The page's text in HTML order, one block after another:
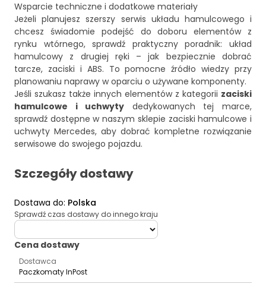
Wsparcie techniczne i dodatkowe materiały
Jeżeli planujesz szerszy serwis układu hamulcowego i
chcesz świadomie podejść do doboru elementów z
rynku wtórnego, sprawdź praktyczny poradnik: układ
hamulcowy z drugiej ręki – jak bezpiecznie dobrać
tarcze, zaciski i ABS. To pomocne źródło wiedzy przy
planowaniu naprawy w oparciu o używane komponenty.
Jeśli szukasz także innych elementów z kategorii zaciski
hamulcowe i uchwyty dedykowanych tej marce,
sprawdź dostępne w naszym sklepie zaciski hamulcowe i
uchwyty Mercedes, aby dobrać kompletne rozwiązanie
serwisowe do swojego pojazdu.
Szczegóły dostawy
Dostawa do: Polska
Sprawdź czas dostawy do innego kraju
deliveryCountry
Cena dostawy
Dostawca
Paczkomaty InPost